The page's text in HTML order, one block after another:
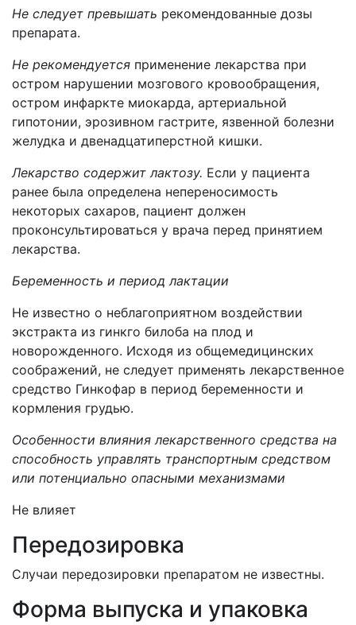
Не следует превышать рекомендованные дозы
препарата.
Не рекомендуется применение лекарства при
остром нарушении мозгового кровообращения,
остром инфаркте миокарда, артериальной
гипотонии, эрозивном гастрите, язвенной болезни
желудка и двенадцатиперстной кишки.
Лекарство содержит лактозу. Если у пациента
ранее была определена непереносимость
некоторых сахаров, пациент должен
проконсультироваться у врача перед принятием
лекарства.
Беременность и период лактации
Не известно о неблагоприятном воздействии
экстракта из гинкго билоба на плод и
новорожденного. Исходя из общемедицинских
соображений, не следует применять лекарственное
средство Гинкофар в период беременности и
кормления грудью.
Особенности влияния лекарственного средства на
способность управлять транспортным средством
или потенциально опасными механизмами
Не влияет
Передозировка
Случаи передозировки препаратом не известны.
Форма выпуска и упаковка